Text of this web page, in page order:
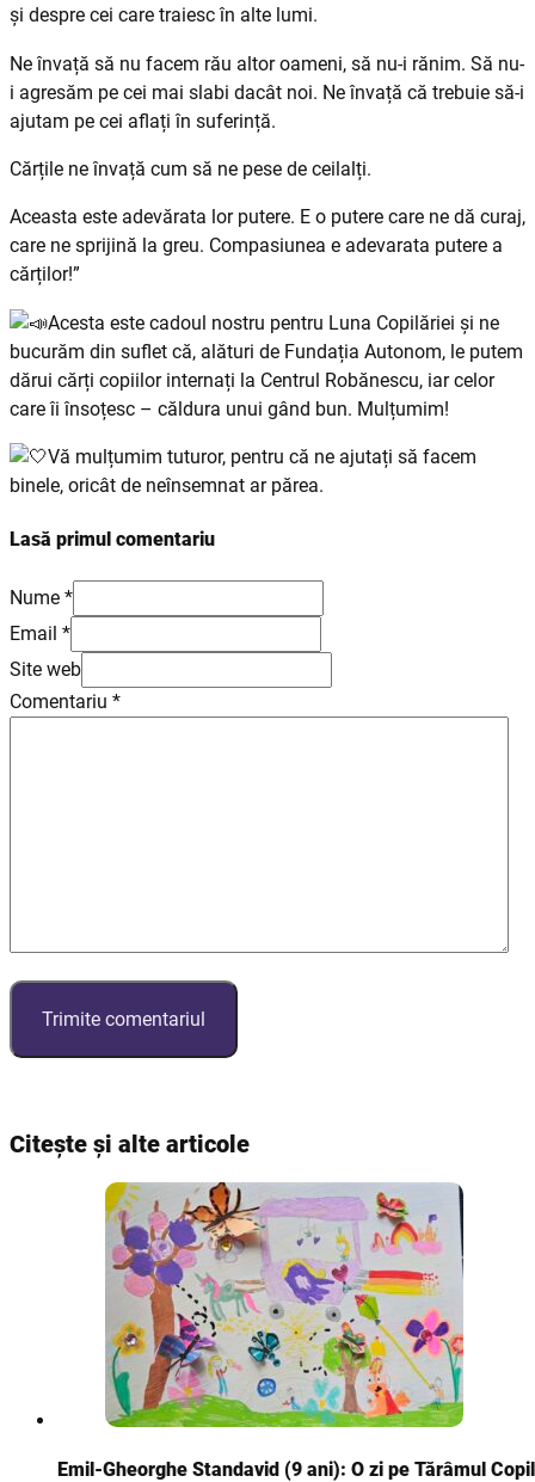
și despre cei care traiesc în alte lumi.
Ne învață să nu facem rău altor oameni, să nu-i rănim. Să nu-
i agresăm pe cei mai slabi dacât noi. Ne învață că trebuie să-i
ajutam pe cei aflați în suferință.
Cărțile ne învață cum să ne pese de ceilalți.
Aceasta este adevărata lor putere. E o putere care ne dă curaj,
care ne sprijină la greu. Compasiunea e adevarata putere a
cărților!”
Acesta este cadoul nostru pentru Luna Copilăriei și ne
bucurăm din suflet că, alături de Fundația Autonom, le putem
dărui cărți copiilor internați la Centrul Robănescu, iar celor
care îi însoțesc – căldura unui gând bun. Mulțumim!
Vă mulțumim tuturor, pentru că ne ajutați să facem
binele, oricât de neînsemnat ar părea.
Lasă primul comentariu
Nume *
Email *
Site web
Comentariu *
Citește și alte articole
Emil-Gheorghe Standavid (9 ani): O zi pe Tărâmul